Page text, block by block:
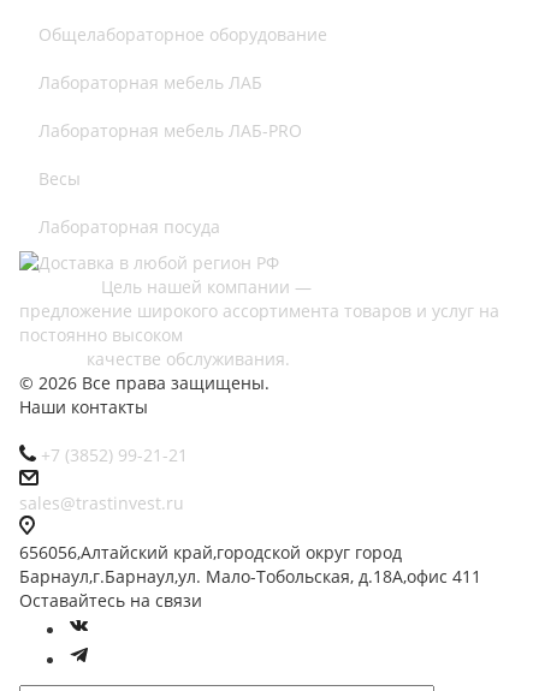
Общелабораторное оборудование
Лабораторная мебель ЛАБ
Лабораторная мебель ЛАБ-PRO
Весы
Лабораторная посуда
Цель нашей компании —
предложение широкого ассортимента товаров и услуг на
постоянно высоком
качестве обслуживания.
© 2026 Все права защищены.
Наши контакты
+7 (3852) 99-21-21
sales@trastinvest.ru
656056,Алтайский край,городской округ город
Барнаул,г.Барнаул,ул. Мало-Тобольская, д.18А,офис 411
Оставайтесь на связи